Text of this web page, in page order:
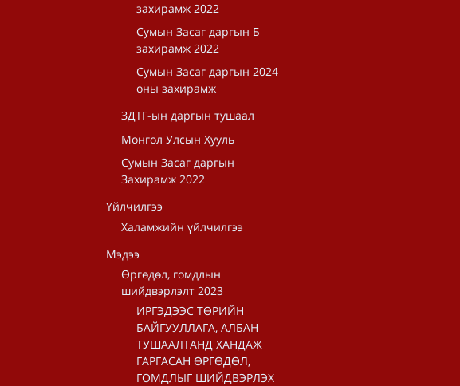
захирамж 2022
Сумын Засаг даргын Б
захирамж 2022
Сумын Засаг даргын 2024
оны захирамж
ЗДТГ-ын даргын тушаал
Монгол Улсын Хууль
Сумын Засаг даргын
Захирамж 2022
Үйлчилгээ
Халамжийн үйлчилгээ
Мэдээ
Өргөдөл, гомдлын
шийдвэрлэлт 2023
ИРГЭДЭЭС ТӨРИЙН
БАЙГУУЛЛАГА, АЛБАН
ТУШААЛТАНД ХАНДАЖ
ГАРГАСАН ӨРГӨДӨЛ,
ГОМДЛЫГ ШИЙДВЭРЛЭХ